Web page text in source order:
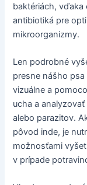
baktériách,
antibiotiká pre
mikroorganizmy.
Len podrobné
presne nášho
vizuálne a
ucha a
alebo parazitov.
pôvod inde, je
možnosťami
v prípade